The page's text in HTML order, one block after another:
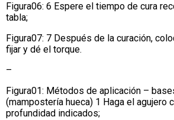
Figura06: 6 Espere el tiempo de cura
tabla;
Figura07: 7 Después de la curación,
fijar y dé el torque.
–
Figura01: Métodos de aplicación –
(mampostería hueca) 1 Haga el agujero
profundidad indicados;